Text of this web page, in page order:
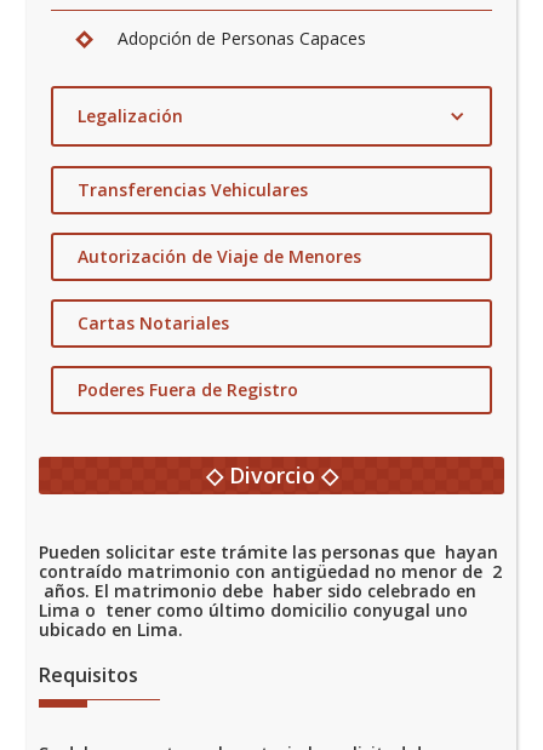
Adopción de Personas Capaces
Legalización
De Firmas
De Copias
De Libros
Transferencias Vehiculares
Autorización de Viaje de Menores
Cartas Notariales
Poderes Fuera de Registro
◇ Divorcio ◇
Pueden solicitar este trámite las personas que hayan
contraído matrimonio con antigüedad no menor de 2
años. El matrimonio debe haber sido celebrado en
Lima o tener como último domicilio conyugal uno
ubicado en Lima.
Requisitos